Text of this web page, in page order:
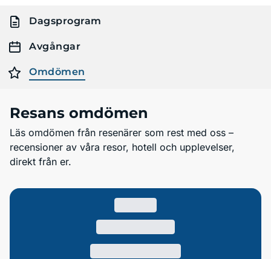
Dagsprogram
Avgångar
Omdömen
Resans omdömen
Läs omdömen från resenärer som rest med oss –
recensioner av våra resor, hotell och upplevelser,
direkt från er.